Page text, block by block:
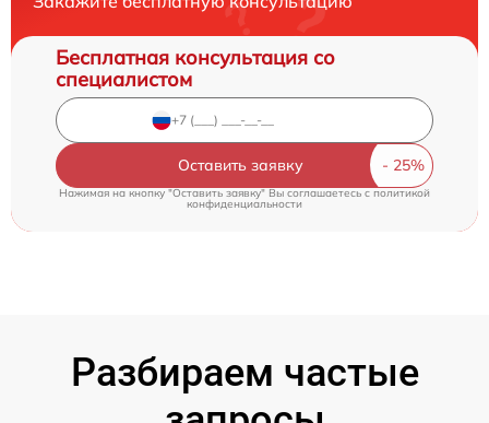
Бесплатная консультация со
специалистом
Оставить заявку
Нажимая на кнопку "Оставить заявку" Вы соглашаетесь cполитикой
конфиденциальности
Разбираем частые